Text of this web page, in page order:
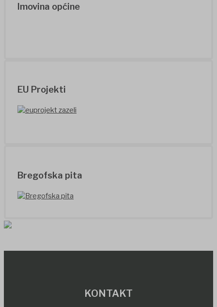
Imovina općine
EU Projekti
Bregofska pita
KONTAKT